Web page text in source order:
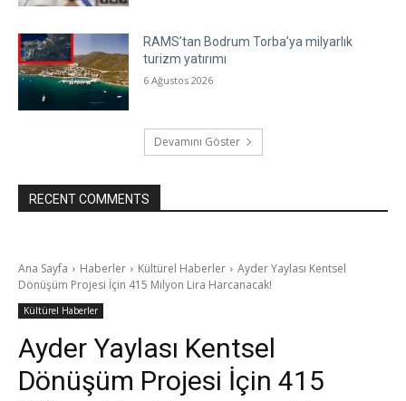
RAMS’tan Bodrum Torba’ya milyarlık
turizm yatırımı
6 Ağustos 2026
Devamını Göster
RECENT COMMENTS